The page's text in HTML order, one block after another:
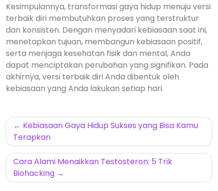
Kesimpulannya, transformasi gaya hidup menuju versi
terbaik diri membutuhkan proses yang terstruktur
dan konsisten. Dengan menyadari kebiasaan saat ini,
menetapkan tujuan, membangun kebiasaan positif,
serta menjaga kesehatan fisik dan mental, Anda
dapat menciptakan perubahan yang signifikan. Pada
akhirnya, versi terbaik diri Anda dibentuk oleh
kebiasaan yang Anda lakukan setiap hari.
Navigasi
pos
Kebiasaan Gaya Hidup Sukses yang Bisa Kamu
Terapkan
Cara Alami Menaikkan Testosteron: 5 Trik
Biohacking